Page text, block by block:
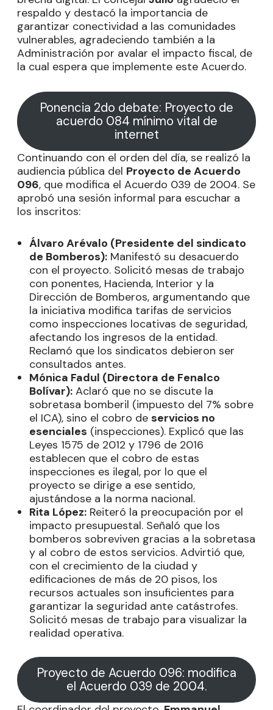
respaldo y destacó la importancia de
garantizar conectividad a las comunidades
vulnerables, agradeciendo también a la
Administración por avalar el impacto fiscal, de
la cual espera que implemente este Acuerdo.
Ponencia 2do debate: Proyecto de
acuerdo 084 mínimo vital de
internet
Continuando con el orden del día, se realizó la
audiencia pública del Proyecto de Acuerdo
096, que modifica el Acuerdo 039 de 2004. Se
aprobó una sesión informal para escuchar a
los inscritos:
Álvaro Arévalo (Presidente del sindicato
de Bomberos): Manifestó su desacuerdo
con el proyecto. Solicitó mesas de trabajo
con ponentes, Hacienda, Interior y la
Dirección de Bomberos, argumentando que
la iniciativa modifica tarifas de servicios
como inspecciones locativas de seguridad,
afectando los ingresos de la entidad.
Reclamó que los sindicatos debieron ser
consultados antes.
Mónica Fadul (Directora de Fenalco
Bolívar): Aclaró que no se discute la
sobretasa bomberil (impuesto del 7% sobre
el ICA), sino el cobro de servicios no
esenciales (inspecciones). Explicó que las
Leyes 1575 de 2012 y 1796 de 2016
establecen que el cobro de estas
inspecciones es ilegal, por lo que el
proyecto se dirige a ese sentido,
ajustándose a la norma nacional.
Rita López: Reiteró la preocupación por el
impacto presupuestal. Señaló que los
bomberos sobreviven gracias a la sobretasa
y al cobro de estos servicios. Advirtió que,
con el crecimiento de la ciudad y
edificaciones de más de 20 pisos, los
recursos actuales son insuficientes para
garantizar la seguridad ante catástrofes.
Solicitó mesas de trabajo para visualizar la
realidad operativa.
Proyecto de Acuerdo 096: modifica
el Acuerdo 039 de 2004.